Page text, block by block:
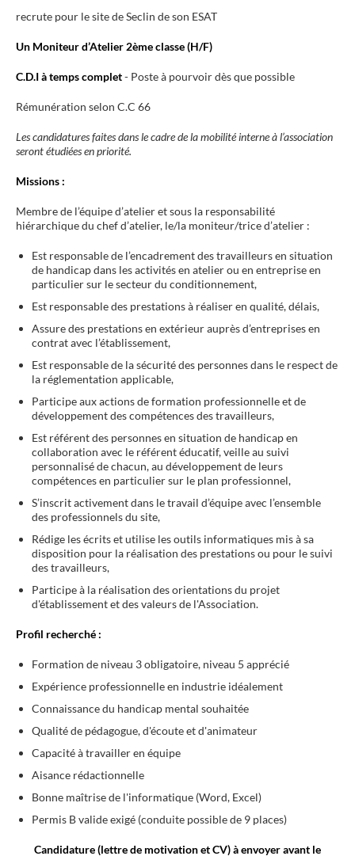
recrute pour le site de Seclin de son ESAT
Un Moniteur d’Atelier 2ème classe (H/F)
C.D.I à temps complet- Poste à pourvoir dès que possible
Rémunération selon C.C 66
Les candidatures faites dans le cadre de la mobilité interne à l’association
seront étudiées en priorité.
Missions :
Membre de l’équipe d’atelier et sous la responsabilité
hiérarchique du chef d’atelier, le/la moniteur/trice d’atelier :
Est responsable de l’encadrement des travailleurs en situation
de handicap dans les activités en atelier ou en entreprise en
particulier sur le secteur du conditionnement,
Est responsable des prestations à réaliser en qualité, délais,
Assure des prestations en extérieur auprès d’entreprises en
contrat avec l’établissement,
Est responsable de la sécurité des personnes dans le respect de
la réglementation applicable,
Participe aux actions de formation professionnelle et de
développement des compétences des travailleurs,
Est référent des personnes en situation de handicap en
collaboration avec le référent éducatif, veille au suivi
personnalisé de chacun, au développement de leurs
compétences en particulier sur le plan professionnel,
S’inscrit activement dans le travail d’équipe avec l’ensemble
des professionnels du site,
Rédige les écrits et utilise les outils informatiques mis à sa
disposition pour la réalisation des prestations ou pour le suivi
des travailleurs,
Participe à la réalisation des orientations du projet
d'établissement et des valeurs de l'Association.
Profil recherché :
Formation de niveau 3 obligatoire, niveau 5 apprécié
Expérience professionnelle en industrie idéalement
Connaissance du handicap mental souhaitée
Qualité de pédagogue, d'écoute et d'animateur
Capacité à travailler en équipe
Aisance rédactionnelle
Bonne maîtrise de l'informatique (Word, Excel)
Permis B valide exigé (conduite possible de 9 places)
Candidature (lettre de motivation et CV) à envoyer avant le